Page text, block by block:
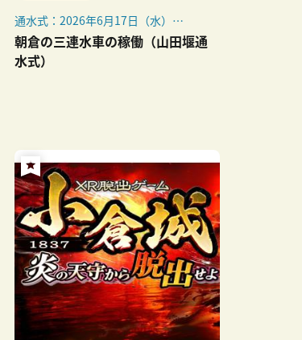
通水式：2026年6月17日（水）
水車稼働：2026年6月17日（水）～
10月上旬
朝倉の三連水車の稼働（山田堰通
水式）